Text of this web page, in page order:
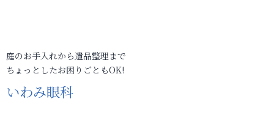
庭のお手入れから遺品整理まで
ちょっとしたお困りごともOK!
いわみ眼科